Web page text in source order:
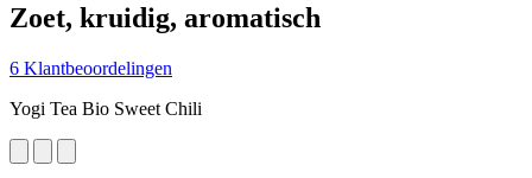
Zoet, kruidig, aromatisch
6 Klantbeoordelingen
Yogi Tea Bio Sweet Chili